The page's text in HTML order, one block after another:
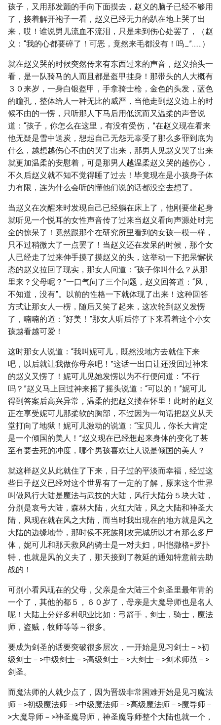
孩子，又用那发颤的手向下面摸去，赵义的脑子已经不够用
了，接着解开袍子一看，赵义已经无力的趴在地上哭了出
来，哎！谁说男儿流血不流泪，只是未到伤心处罢了，（赵
义：“我的心都要碎了！可恶，竟然来毛都没有！呜~”……）
就在赵义哭的时候突然传来有东西过来的声音，赵义抬头一
看，是一队骑马的人而且都是盔甲挂身！那带头的人大概有
３０来岁，一身白银盔甲，手拿骑士枪，金色的头发，蓝色
的瞳孔，整体给人一种无比的威严，当他走到赵义边上的时
候不由的一愣，只听那人下马后用低沉而又温柔的声音说
道：“孩子，你怎么在这里，有没有受伤，”在赵义现在看来
他无疑是雪中送炭，想起自己无怨无辜受了那么多罪到底为
什么，越想越伤心不由的哭了出来，那男人见赵义哭了出来
就更加温柔的安慰着，可是那男人越温柔赵义哭的越伤心，
不久后赵义就不知不觉得睡了过去！毕竟现在是小孩身子体
力有限，连为什么会听的懂他们说的话都没空去想了。
当赵义在次醒来时发现自己已经躺在床上了，他刚要坐起身
就听见一个悦耳的女性声音传了过来当赵义看向声源处时完
全的惊呆了！竟然跟那个在研究所里看到的女孩一模一样，
只不过稍微大了一点罢了！当赵义还在发呆的时候，那个女
人已经走了过来伸手摸了摸赵义的头，这举动一下把呆懈状
态的赵义拉回了现实，那女人问道：“孩子你叫什么？从那
里来？父母呢？”一口气问了三个问题，赵义回答道：“风，
不知道，没有”。以前的性格一下就体现了出来！这种回答
方式让那女人一楞，随后又笑了起来，这次轮到赵义发愣
了，喃喃的道：“好美！”那女人听后停了下来看着这个小女
孩越看越可爱！
这时那女人说道：“我叫妮可儿，既然没地方去就住下来
吧，以后就让我做你母亲吧！”这话一出口让还没回过神来
的赵义又愣了！妮可儿见她发愣以为不行便问道：“不行
吗？”赵义马上回过神来摇了摇头说道：“可以的！”妮可儿
得到答案后高兴异常，温柔的把赵义搂在怀里！此时的赵义
正在享受妮可儿那柔软的胸部，不过因为一句话把赵义从天
堂打向了地狱！妮可儿激动的说道：“宝贝儿，你长大肯定
是一个倾国的美人！”赵义现在已经想起来身体的变化了甚
至有要去死的冲度，哪个男孩喜欢让人说是倾国的美人？
就这样赵义从此就住了下来，日子过的平淡而幸福，经过这
些日子赵义已经对这个世界有了一定的了解，原来这个世界
叫做风行大陆是魔法与武技的大陆，风行大陆分５块大陆，
分别是哀号大陆，森林大陆，火红大陆，风之大陆和神圣大
陆，风现在就在风之大陆，而当时我出现在的地方就是风之
大陆的边缘地带，那时侯不死族刚攻完城所以才有那么多尸
体，妮可儿和那天救风的骑士是一对夫妇，叫恺撒格=罗扑
特，也就是风的义夫了，那天接到了教延的通知特意前去助
战的！
可别小看风现在的父母，父亲是全大陆三个剑圣里最年青的
一个了，其他的都５，６０岁了，母亲是大魔导师也是名人
呢！大陆上分好多种职业比如：弓箭手，剑士，骑士，魔法
师，盗贼，牧师等等～很多。
要成为剑圣的话要突破很多层次，一开始是见习剑士－>初
级剑士－>中级剑士－>高级剑士－>大剑士－>剑术师范－>
剑圣。
而魔法师的人就少点了，因为晋级非常困难开始是见习魔法
师－>初级魔法师－>中级魔法师－>高级魔法师－>魔导师－
>大魔导师－>神圣魔导师，神圣魔导师整个大陆也就一个，